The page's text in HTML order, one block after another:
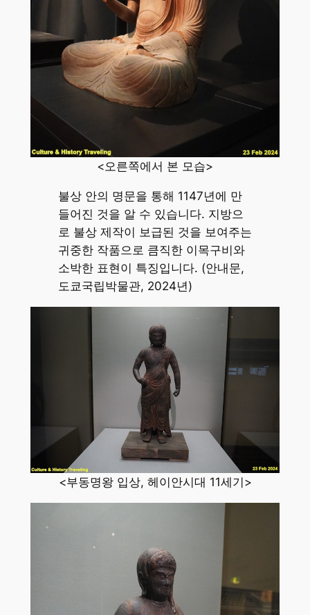
<오른쪽에서 본 모습>
불상 안의 명문을 통해 1147년에 만
들어진 것을 알 수 있습니다. 지방으
로 불상 제작이 보급된 것을 보여주는
귀중한 작품으로 큼직한 이목구비와
소박한 표현이 특징입니다. (안내문,
도쿄국립박물관, 2024년)
<부동명왕 입상, 헤이안시대 11세기>